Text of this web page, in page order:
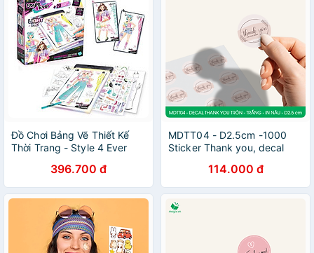
Đồ Chơi Bảng Vẽ Thiết Kế
Thời Trang - Style 4 Ever
396.700 đ
MDTT04 - D2.5cm -1000
Sticker Thank you, decal
carton, tem cám ơn, nhãn
dán cảm ơn trang trí gói
hàng
114.000 đ